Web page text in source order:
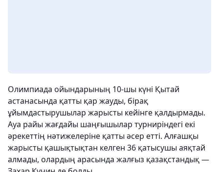
Олимпиада ойындарының 10-шы күні Қытай
астанасында қатты қар жауды, бірақ
ұйымдастырушылар жарысты кейінге қалдырмады.
Ауа райы жағдайы шаңғышылар турниріндегі екі
әрекеттің нәтижелеріне қатты әсер етті. Алғашқы
жарысты қашықтықтан келген 36 қатысушы аяқтай
алмады, олардың арасында жалғыз қазақстандық —